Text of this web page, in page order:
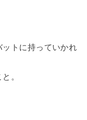
トに持っていかれ
。